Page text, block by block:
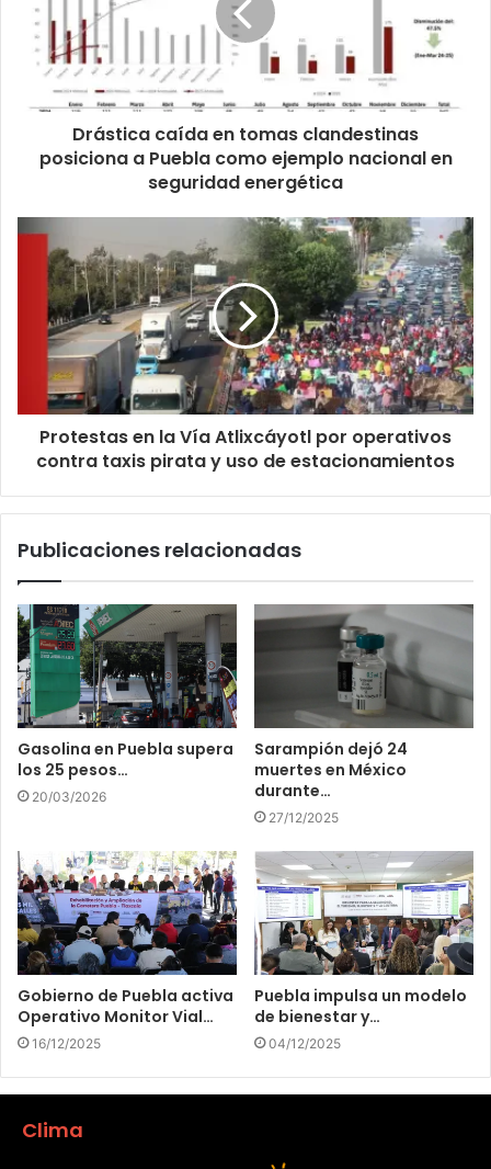
Drástica caída en tomas clandestinas
posiciona a Puebla como ejemplo nacional en
seguridad energética
Protestas en la Vía Atlixcáyotl por operativos
contra taxis pirata y uso de estacionamientos
Publicaciones relacionadas
Gasolina en Puebla supera
los 25 pesos…
20/03/2026
Sarampión dejó 24
muertes en México
durante…
27/12/2025
Gobierno de Puebla activa
Operativo Monitor Vial…
16/12/2025
Puebla impulsa un modelo
de bienestar y…
04/12/2025
Clima